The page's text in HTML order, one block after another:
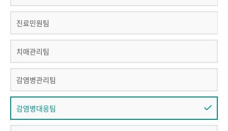
진료민원팀
치매관리팀
감염병관리팀
감염병대응팀